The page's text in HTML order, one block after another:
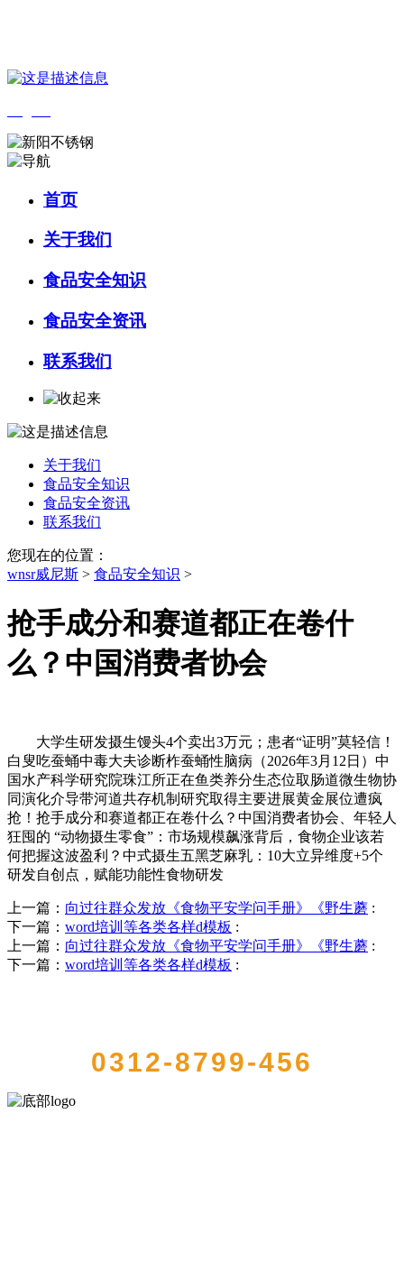
首页
关于我们
食品安全知识
食品安全资讯
联系我们
关于我们
食品安全知识
食品安全资讯
联系我们
您现在的位置：
wnsr威尼斯 > 食品安全知识 >
抢手成分和赛道都正在卷什
么？中国消费者协会
大学生研发摄生馒头4个卖出3万元；患者“证明”莫轻信！
白叟吃蚕蛹中毒大夫诊断柞蚕蛹性脑病（2026年3月12日）中
国水产科学研究院珠江所正在鱼类养分生态位取肠道微生物协
同演化介导带河道共存机制研究取得主要进展黄金展位遭疯
抢！抢手成分和赛道都正在卷什么？中国消费者协会、年轻人
狂囤的 “动物摄生零食”：市场规模飙涨背后，食物企业该若
何把握这波盈利？中式摄生五黑芝麻乳：10大立异维度+5个
研发自创点，赋能功能性食物研发
上一篇： 向过往群众发放《食物平安学问手册》《野生蘑 :
下一篇： word培训等各类各样d模板 :
上一篇： 向过往群众发放《食物平安学问手册》《野生蘑 :
下一篇： word培训等各类各样d模板 :
0312-8799-456